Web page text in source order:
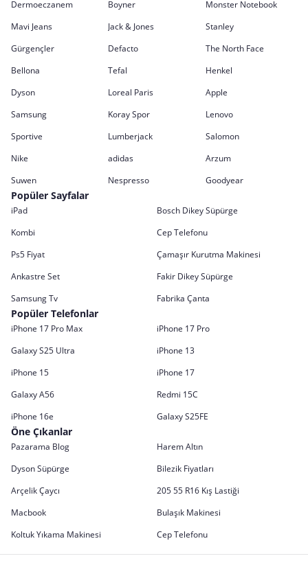
Dermoeczanem Boyner
Monster Notebook
Mavi Jeans
Jack & Jones
Stanley
Gürgençler
Defacto
The North Face
Bellona
Tefal
Henkel
Dyson
Loreal Paris
Apple
Samsung
Koray Spor
Lenovo
Sportive
Lumberjack
Salomon
Nike
adidas
Arzum
Suwen
Nespresso Goodyear
Popüler Sayfalar
iPad
Bosch Dikey Süpürge
Kombi
Cep Telefonu
Ps5 Fiyat
Çamaşır Kurutma Makinesi
Ankastre Set
Fakir Dikey Süpürge
Samsung Tv
Fabrika Çanta
Popüler Telefonlar
iPhone 17 Pro Max
iPhone 17 Pro
Galaxy S25 Ultra
iPhone 13
iPhone 15
iPhone 17
Galaxy A56
Redmi 15C
iPhone 16e
Galaxy S25FE
Öne Çıkanlar
Pazarama Blog
Harem Altın
Dyson Süpürge
Bilezik Fiyatları
Arçelik Çaycı
205 55 R16 Kış Lastiği
Macbook
Bulaşık Makinesi
Koltuk Yıkama Makinesi
Cep Telefonu